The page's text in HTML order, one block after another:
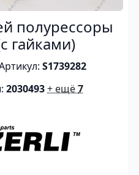
полурессоры
гайками)
S1739282
2030493+ ещё7